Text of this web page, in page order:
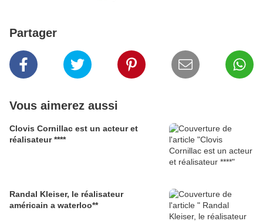
Partager
Vous aimerez aussi
Clovis Cornillac est un acteur et
réalisateur ****
Randal Kleiser, le réalisateur
américain a waterloo**